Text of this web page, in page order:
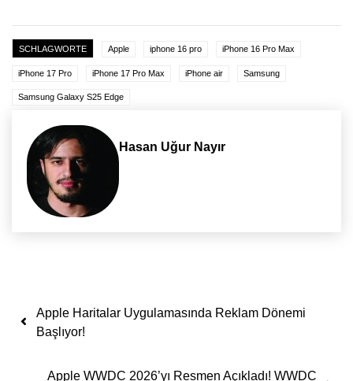
SCHLAGWORTE Apple iphone 16 pro iPhone 16 Pro Max
iPhone 17 Pro iPhone 17 Pro Max iPhone air Samsung
Samsung Galaxy S25 Edge
Hasan Uğur Nayır
Yazı dolaşımı
Apple Haritalar Uygulamasında Reklam Dönemi
Başlıyor!
Apple WWDC 2026’yı Resmen Açıkladı! WWDC